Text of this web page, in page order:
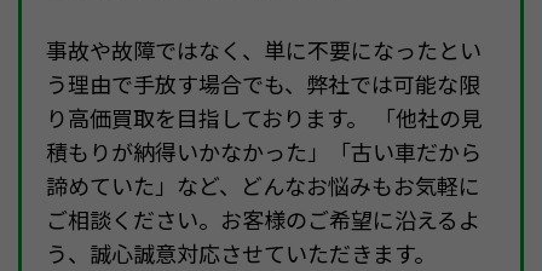
事故や故障ではなく、単に不要になったとい
う理由で手放す場合でも、弊社では可能な限
り高価買取を目指しております。 「他社の見
積もりが納得いかなかった」「古い車だから
諦めていた」など、どんなお悩みもお気軽に
ご相談ください。お客様のご希望に沿えるよ
う、誠心誠意対応させていただきます。